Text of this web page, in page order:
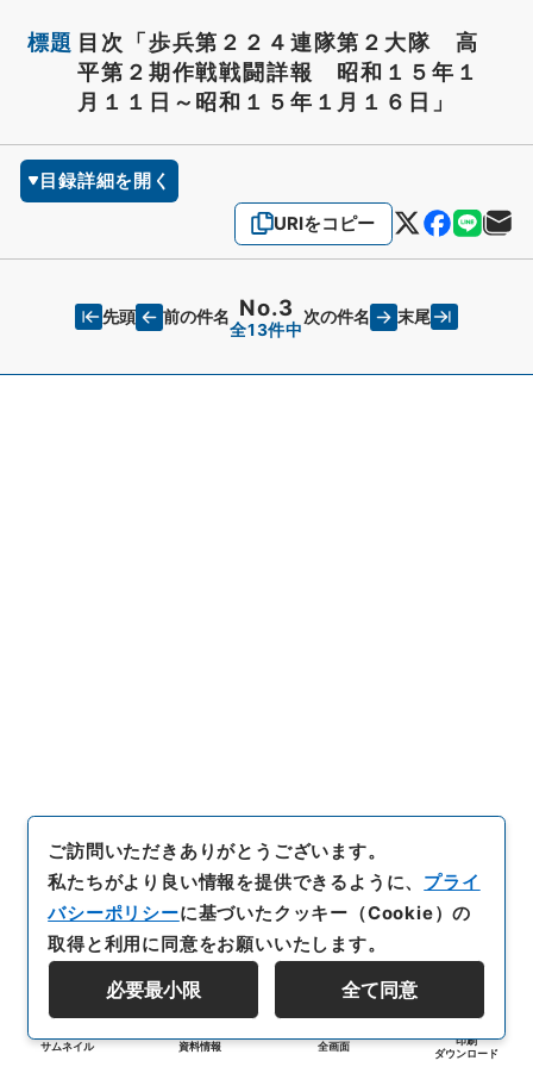
標題 目次「歩兵第２２４連隊第２大隊 高
平第２期作戦戦闘詳報 昭和１５年１
月１１日～昭和１５年１月１６日」
目録詳細を開く
URIをコピー
先頭 前の件名 No.3
全13件中
次の件名 末尾
サムネイル 資料情報 全画面
印刷
ダウンロード
ご訪問いただきありがとうございます。
私たちがより良い情報を提供できるように、 プライ
バシーポリシーに基づいたクッキー（Cookie）の
取得と利用に同意をお願いいたします。
必要最小限 全て同意